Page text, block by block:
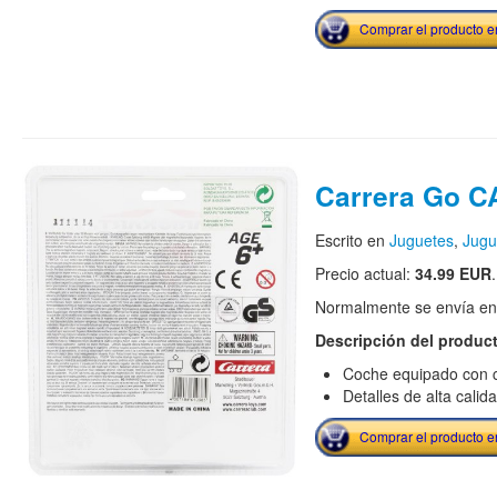
Comprar el producto
Carrera Go
Escrito en Juguetes,
Precio actual: 34.99 EUR.
Normalmente se envía
Descripción del
Coche equipado con
Detalles de alta
Comprar el producto